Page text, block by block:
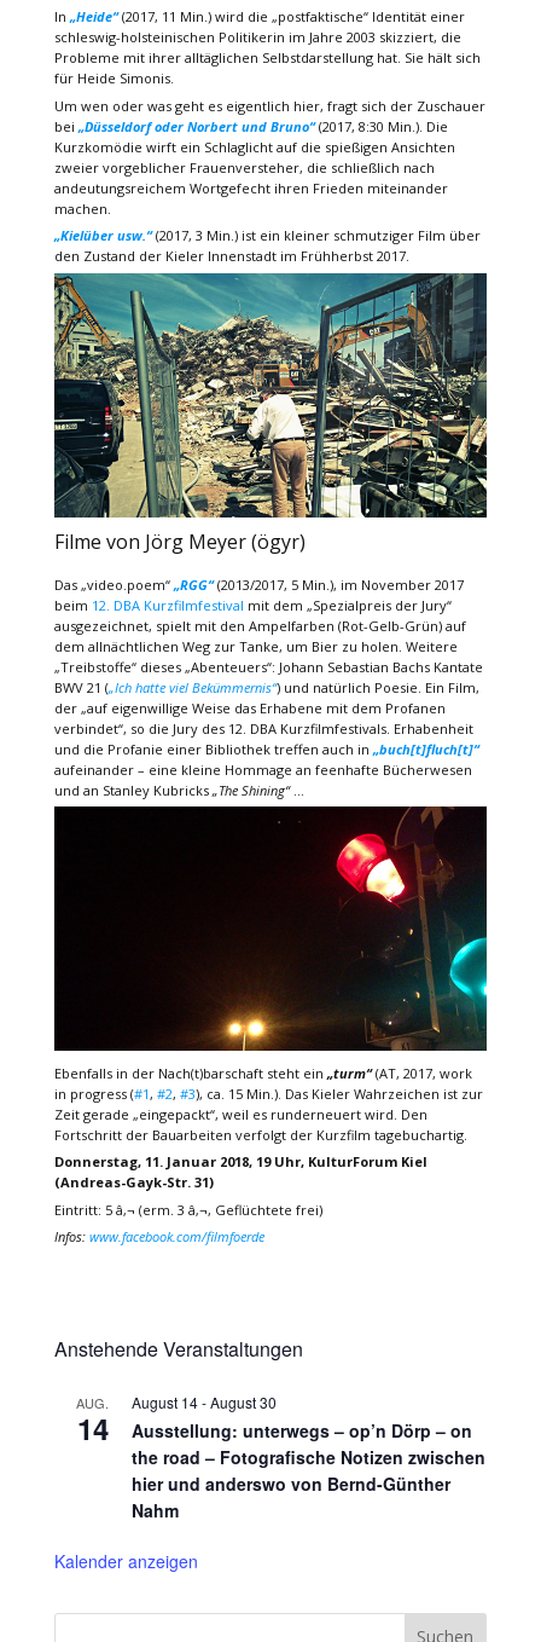
In „Heide“(2017, 11 Min.) wird die „postfaktische“ Identität einer
schleswig-holsteinischen Politikerin im Jahre 2003 skizziert, die
Probleme mit ihrer alltäglichen Selbstdarstellung hat. Sie hält sich
für Heide Simonis.
Um wen oder was geht es eigentlich hier, fragt sich der Zuschauer
bei „Düsseldorf oder Norbert und Bruno“(2017, 8:30 Min.). Die
Kurzkomödie wirft ein Schlaglicht auf die spießigen Ansichten
zweier vorgeblicher Frauenversteher, die schließlich nach
andeutungsreichem Wortgefecht ihren Frieden miteinander
machen.
„Kielüber usw.“(2017, 3 Min.) ist ein kleiner schmutziger Film über
den Zustand der Kieler Innenstadt im Frühherbst 2017.
Filme von Jörg Meyer (ögyr)
Das „video.poem“ „RGG“(2013/2017, 5 Min.), im November 2017
beim 12. DBA Kurzfilmfestival mit dem „Spezialpreis der Jury“
ausgezeichnet, spielt mit den Ampelfarben (Rot-Gelb-Grün) auf
dem allnächtlichen Weg zur Tanke, um Bier zu holen. Weitere
„Treibstoffe“ dieses „Abenteuers“: Johann Sebastian Bachs Kantate
BWV 21 („Ich hatte viel Bekümmernis“) und natürlich Poesie. Ein Film,
der „auf eigenwillige Weise das Erhabene mit dem Profanen
verbindet“, so die Jury des 12. DBA Kurzfilmfestivals. Erhabenheit
und die Profanie einer Bibliothek treffen auch in „buch[t]fluch[t]“
aufeinander – eine kleine Hommage an feenhafte Bücherwesen
und an Stanley Kubricks „The Shining“…
Ebenfalls in der Nach(t)barschaft steht ein „turm“(AT, 2017, work
in progress (#1 , #2, #3), ca. 15 Min.). Das Kieler Wahrzeichen ist zur
Zeit gerade „eingepackt“, weil es runderneuert wird. Den
Fortschritt der Bauarbeiten verfolgt der Kurzfilm tagebuchartig.
Donnerstag, 11. Januar 2018, 19 Uhr, KulturForum Kiel
(Andreas-Gayk-Str. 31)
Eintritt: 5 â‚¬ (erm. 3 â‚¬, Geflüchtete frei)
Infos: www.facebook.com/filmfoerde
Anstehende Veranstaltungen
AUG.
14
August 14-August 30
Ausstellung: unterwegs – op’n Dörp – on
the road – Fotografische Notizen zwischen
hier und anderswo von Bernd-Günther
Nahm
Kalender anzeigen